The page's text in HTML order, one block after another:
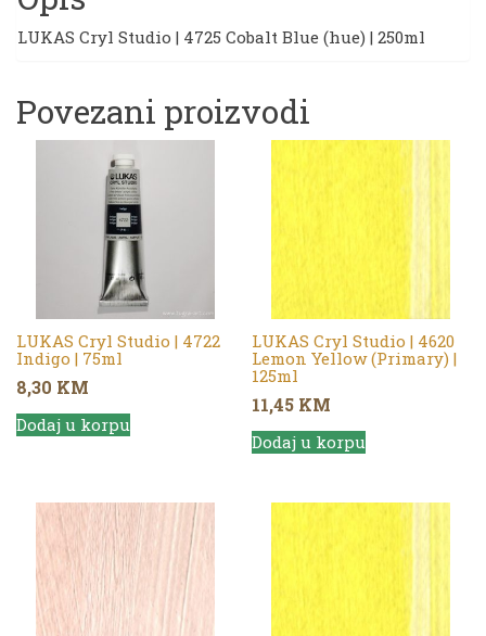
LUKAS Cryl Studio | 4725 Cobalt Blue (hue) | 250ml
Povezani proizvodi
LUKAS Cryl Studio | 4722
Indigo | 75ml
8,30 KM
Dodaj u korpu
LUKAS Cryl Studio | 4620
Lemon Yellow (Primary) |
125ml
11,45 KM
Dodaj u korpu